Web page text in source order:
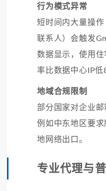
行为模式异常
短时间内大量操
联系人）会触发
数据显示，使用
率比数据中心IP低
地域合规限制
部分国家对企业邮
例如中东地区要
地网络出口。
专业代理与